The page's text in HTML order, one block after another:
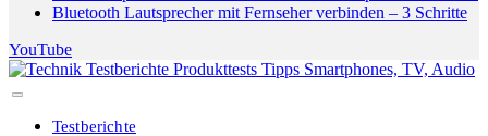
Bluetooth Lautsprecher mit Fernseher verbinden – 3 Schritte
YouTube
Testberichte